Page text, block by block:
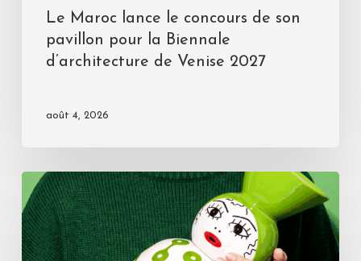
Le Maroc lance le concours de son
pavillon pour la Biennale
d’architecture de Venise 2027
août 4, 2026